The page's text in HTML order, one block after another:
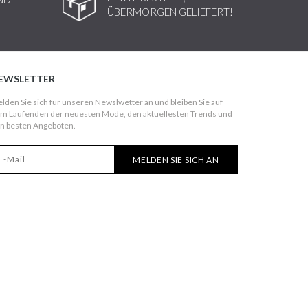
ÜBERMORGEN GELIEFERT!
Sie sich für unseren Newslwetter an und bleiben Sie auf
Laufenden der neuesten Mode, den aktuellesten Trends und
besten Angeboten.
MELDEN SIE SICH AN